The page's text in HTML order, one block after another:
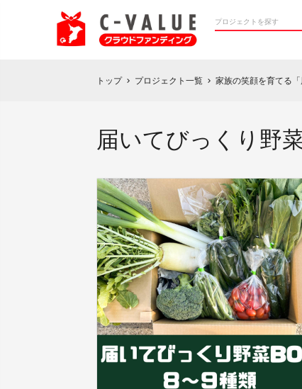
トップ chevron_right プロジェクト一覧 chevron_right 家族の笑顔を育てる
届いてびっくり野